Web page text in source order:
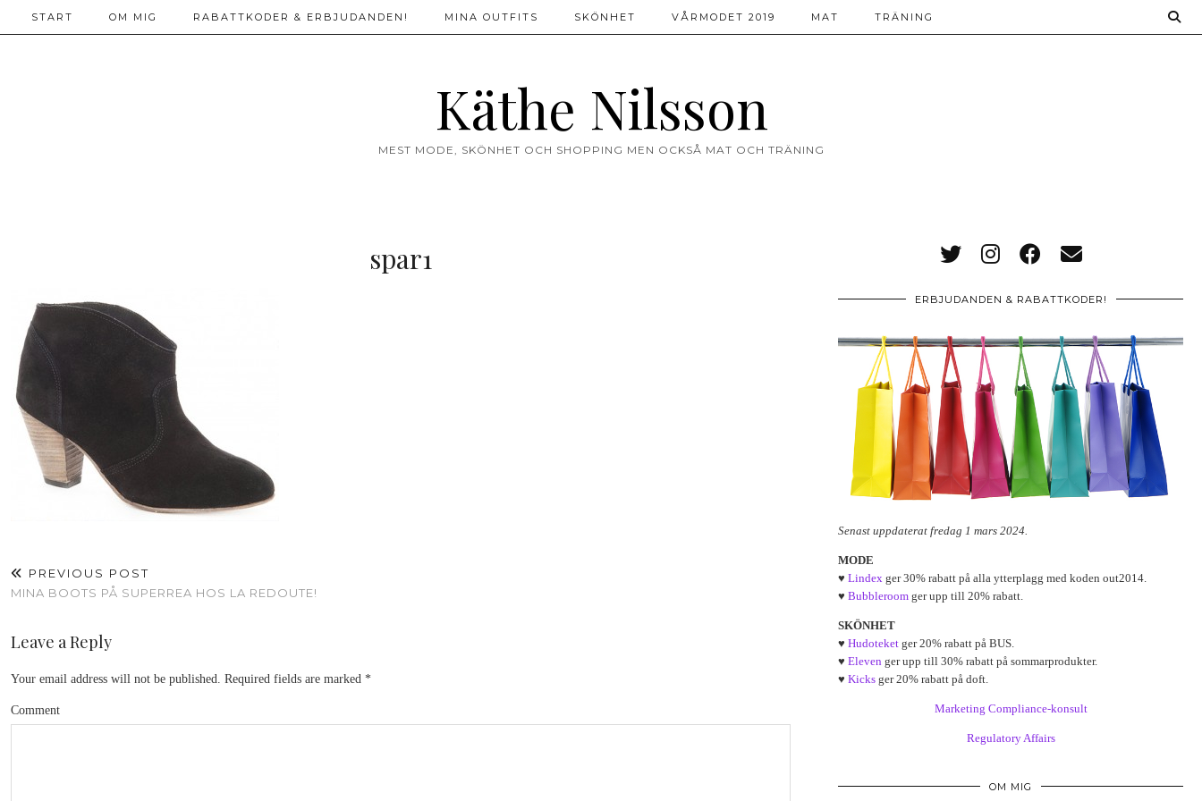
Käthe Nilsson
MEST MODE, SKÖNHET OCH SHOPPING MEN OCKSÅ MAT OCH TRÄNING
START OM MIG RABATTKODER & ERBJUDANDEN! MINA OUTFITS SKÖNHET VÅRMODET 2019 MAT TRÄNING
spar1
PREVIOUS POST
MINA BOOTS PÅ SUPERREA HOS LA REDOUTE!
Leave a Reply
Your email address will not be published. Required fields are marked *
Comment
ERBJUDANDEN & RABATTKODER!
Senast uppdaterat fredag 1 mars 2024.
MODE
♥ Lindex ger 30% rabatt på alla ytterplagg med koden out2014.
♥ Bubbleroom ger upp till 20% rabatt.
SKÖNHET
♥ Hudoteket ger 20% rabatt på BUS.
♥ Eleven ger upp till 30% rabatt på sommarprodukter.
♥ Kicks ger 20% rabatt på doft.
Marketing Compliance-konsult
Regulatory Affairs
OM MIG